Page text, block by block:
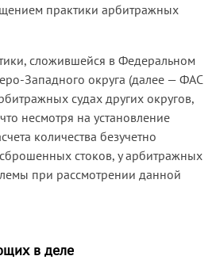
практики арбитражных
сложившейся в Федеральном
Западного округа (далее — ФАС
судах других округов,
несмотря на установление
количества безучетно
стоков, у арбитражных
при рассмотрении данной
в деле